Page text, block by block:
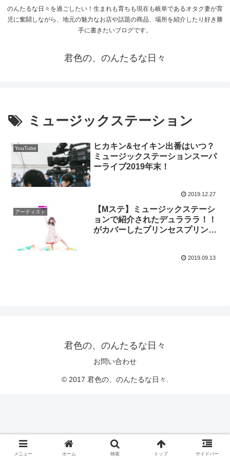
のんたるな日々を過ごしたい！生まれも育ちも現在も岐阜であるオタク妻が育
児に奮闘しながら、地元の魅力なお店や話題の商品、場所を紹介したり好き勝
手に書きたいブログです。
君色の、のんたるな日々
ミュージックステーション
YouTube
ヒカキン&セイキン出番はいつ？
ミュージックステーションスーパ
ーライブ2019年末！
2019.12.27
アーティスト
【Mステ】ミュージックステーシ
ョンで紹介されたデュラララ！！
がカバーしたプリンセスプリンセ
2019.09.13
君色の、のんたるな日々
お問い合わせ
© 2017 君色の、のんたるな日々.
メニュー ホーム 検索 トップ サイドバー